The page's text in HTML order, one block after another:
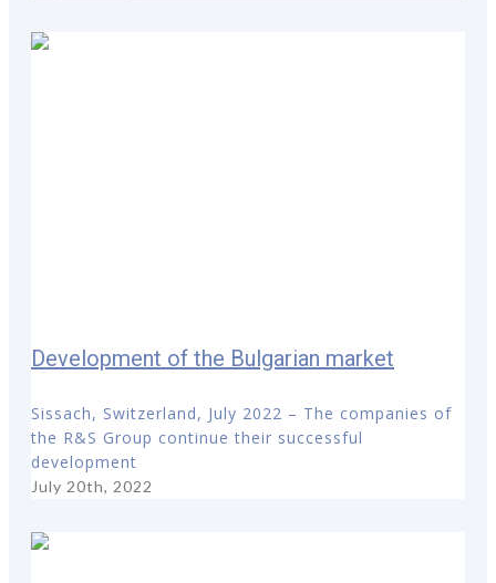
Development of the Bulgarian market
Sissach, Switzerland, July 2022 – The companies of
the R&S Group continue their successful
development
July 20th, 2022